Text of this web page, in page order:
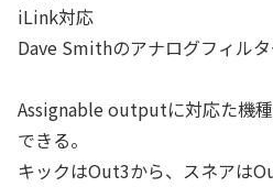
iLink対応
Dave Smithのアナログフィル
Assignable outputに対応た機
できる。
キックはOut3から、スネアは